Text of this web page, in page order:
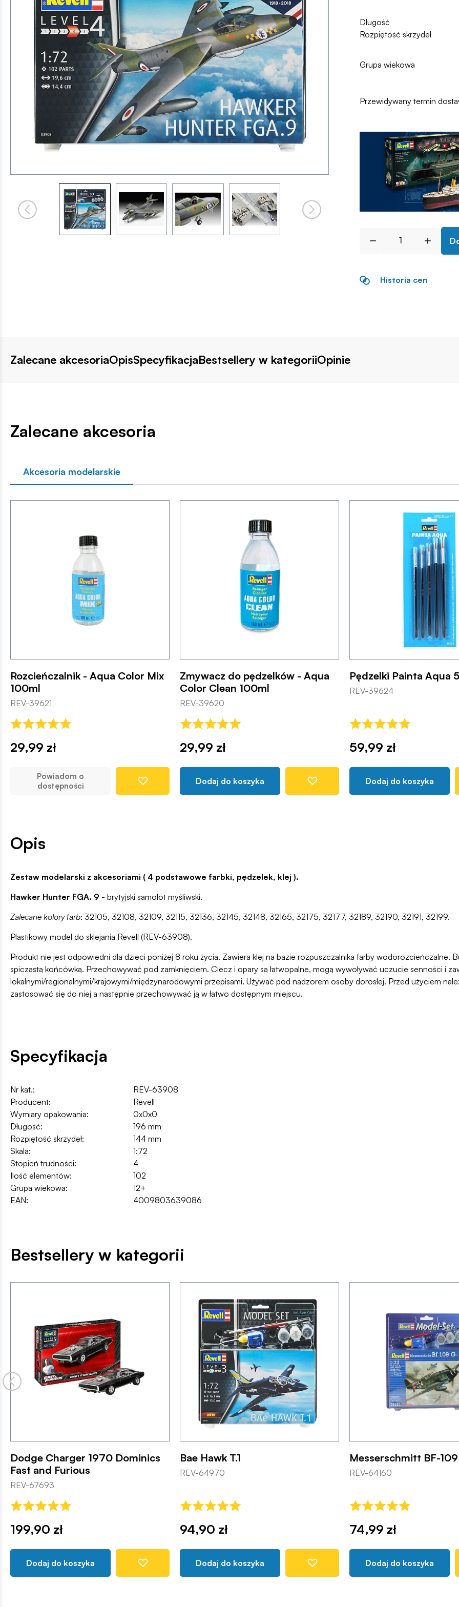
Długość
Rozpiętość skrzydeł
Grupa wiekowa
Przewidywany termin
Historia cen
Zalecane akcesoriaOpisSpecyfikacjaBestsellery w kategoriiOpinie
Zalecane akcesoria
Akcesoria modelarskie
Rozcieńczalnik - Aqua Color Mix
100ml
REV-39621
29,99 zł
Powiadom o
dostępności
Zmywacz do pędzelków - Aqua
Color Clean 100ml
REV-39620
29,99 zł
Dodaj do koszyka
Pędzelki Painta Aqua
REV-39624
59,99 zł
Dodaj do koszyka
Opis
Zestaw modelarski z akcesoriami ( 4 podstawowe farbki, pędzelek, klej ).
Hawker Hunter FGA. 9 - brytyjski samolot myśliwski.
Zalecane kolory farb: 32105, 32108, 32109, 32115, 32136, 32145, 32148, 32165, 32175, 32177, 32189, 32190, 32191, 32199.
Plastikowy model do sklejania Revell (REV-63908).
Produkt nie jest odpowiedni dla dzieci poniżej 8 roku życia. Zawiera klej na bazie rozpuszczalnika farby wodorozcieńczalne.
spiczastą końcówką. Przechowywać pod zamknięciem. Ciecz i opary są łatwopalne, mogą wywoływać uczucie senności i
lokalnymi/regionalnymi/krajowymi/międzynarodowymi przepisami. Używać pod nadzorem osoby dorosłej. Przed użyciem
zastosować się do niej a następnie przechowywać ją w łatwo dostępnym miejscu.
Specyfikacja
Nr kat.:
REV-63908
Producent:
Revell
Wymiary opakowania:
0x0x0
Długość:
196 mm
Rozpiętość skrzydeł:
144 mm
Skala:
1:72
Stopień trudności:
4
Ilość elementów:
102
Grupa wiekowa:
12+
EAN:
4009803639086
Bestsellery w kategorii
Dodge Charger 1970 Dominics
Fast and Furious
REV-67693
199,90 zł
Dodaj do koszyka
Bae Hawk T.1
REV-64970
94,90 zł
Dodaj do koszyka
Messerschmitt BF-
REV-64160
74,99 zł
Dodaj do koszyka